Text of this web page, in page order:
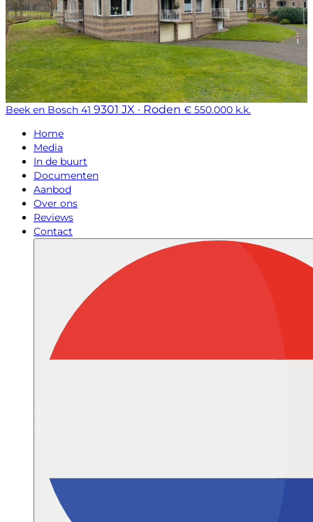
Beek en Bosch 41 9301 JX · Roden € 550.000 k.k.
Home
Media
In de buurt
Documenten
Aanbod
Over ons
Reviews
Contact